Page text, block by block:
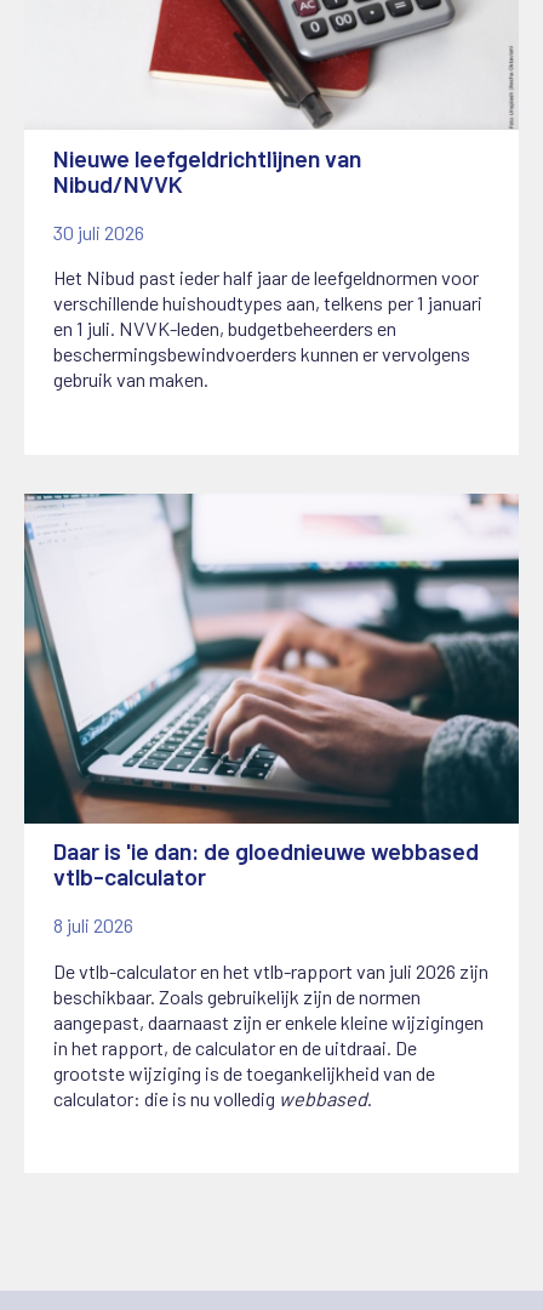
Nieuwe leefgeldrichtlijnen van
Nibud/NVVK
30 juli 2026
Het Nibud past ieder half jaar de leefgeldnormen voor
verschillende huishoudtypes aan, telkens per 1 januari
en 1 juli. NVVK-leden, budgetbeheerders en
beschermingsbewindvoerders kunnen er vervolgens
gebruik van maken.
Daar is 'ie dan: de gloednieuwe webbased
vtlb-calculator
8 juli 2026
De vtlb-calculator en het vtlb-rapport van juli 2026 zijn
beschikbaar. Zoals gebruikelijk zijn de normen
aangepast, daarnaast zijn er enkele kleine wijzigingen
in het rapport, de calculator en de uitdraai. De
grootste wijziging is de toegankelijkheid van de
calculator: die is nu volledig webbased.